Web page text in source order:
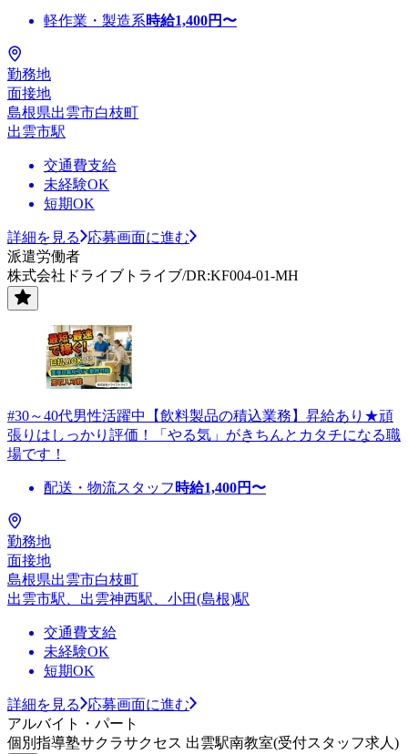
軽作業・製造系時給1,400円〜
勤務地
面接地
島根県出雲市白枝町
出雲市駅
交通費支給
未経験OK
短期OK
詳細を見る
応募画面に進む
派遣労働者
株式会社ドライブトライブ/DR:KF004-01-MH
#30～40代男性活躍中【飲料製品の積込業務】昇給あり★頑
張りはしっかり評価！「やる気」がきちんとカタチになる職
場です！
配送・物流スタッフ 時給1,400円〜
勤務地
面接地
島根県出雲市白枝町
出雲市駅、出雲神西駅、小田(島根)駅
交通費支給
未経験OK
短期OK
詳細を見る
応募画面に進む
アルバイト・パート
個別指導塾サクラサクセス 出雲駅南教室(受付スタッフ求人)